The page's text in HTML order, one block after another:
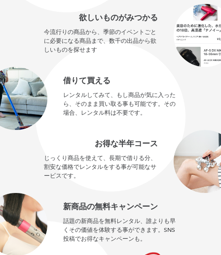
欲しいものがみつかる
今流行りの商品から、季節のイベントごと
に必要になる商品まで、数千の出品から欲
しいものを探せます
借りて買える
レンタルしてみて、もし商品が気に入った
ら、そのまま買い取る事も可能です。その
場合、レンタル料は不要です。
お得な半年コース
じっくり商品を使えて、長期で借りる分、
割安な価格でレンタルをする事が可能なサ
ービスです。
新商品の無料キャンペーン
話題の新商品を無料レンタル、誰よりも早
くその価値を体験する事ができます。SNS
投稿でお得なキャンペーンも。